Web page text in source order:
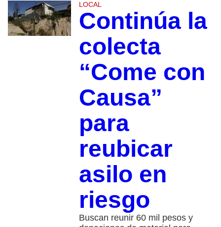
LOCAL
Continúa la
colecta
“Come con
Causa”
para
reubicar
asilo en
riesgo
Buscan reunir 60 mil pesos y